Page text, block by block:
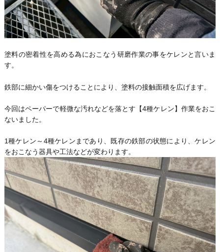
塗料の密着性を高める為におこなう研磨作業の事をケレンと言いま
す。
鉄部に細かい傷をつけることにより、塗料の接触面積を広げます。
今回はペーパーで軽微な汚れなどを落とす【4種ケレン】作業をおこ
ないました。
1種ケレン～4種ケレンまであり、既存の鉄部の状態により、ケレン
をおこなう器具や工法などが変わります。